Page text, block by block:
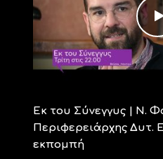
Εκ του Σύνεγγυς | Ν.
Περιφερειάρχης Δυτ.
εκπομπή